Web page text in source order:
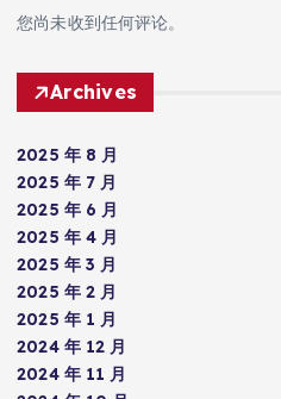
您尚未收到任何评论。
Archives
2025 年 8 月
2025 年 7 月
2025 年 6 月
2025 年 4 月
2025 年 3 月
2025 年 2 月
2025 年 1 月
2024 年 12 月
2024 年 11 月